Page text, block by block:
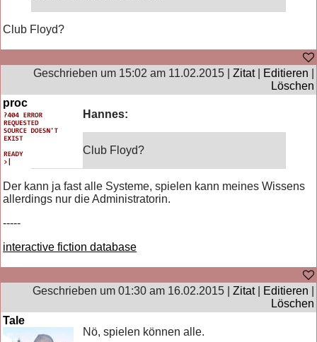
Club Floyd?
Geschrieben um 15:02 am 11.02.2015 | Zitat| Editieren
Löschen
proc
Hannes:
Club Floyd?
Der kann ja fast alle Systeme, spielen kann meines Wissens
allerdings nur die Administratorin.
-----
interactive fiction database
Geschrieben um 01:30 am 16.02.2015 | Zitat| Editieren
Löschen
Tale
Nö, spielen können alle.